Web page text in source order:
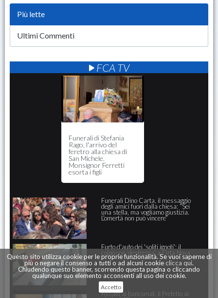
Questo sito utilizza cookie per le proprie funzionalità. Se vuoi saperne di
più o negare il consenso a tutti o ad alcuni cookieclicca qui.
Chiudendo questo banner, scorrendo questa pagina o cliccando
qualunque suo elemento acconsenti all uso dei cookie.
Accetto
Più lette
Ultimi Commenti
FCA TV
Funerali di Stefania
Rago, l'arrivo del
feretro alla chiesa di
San Michele.
Monsignor Ferretti
esorta i figli
Funerali Dino Carta, il messaggio
degli amici fuori dalla chiesa: “Sei
una stella, ma vogliamo giustizia.
L’omertà non può vincere”
Furto d'auto dei 'soliti ignoti': il
colpo con 'destrezza' a Orta Nova
Assalti ai bancomat, il Prefetto ai